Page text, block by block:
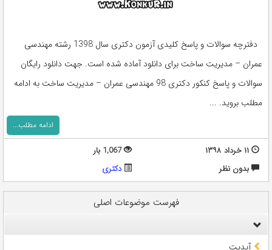
دفترچه سوالات و پاسخ کلیدی آزمون دکتری سال 1398 رشته مهندسی
عمران – مدیریت ساخت برای دانلود آماده شده است. جهت دانلود رایگان
سوالات و پاسخ کنکور دکتری 98 مهندسی عمران – مدیریت ساخت به ادامه
مطلب بروید. ...
ادامه مطلب...
۱۱ خرداد ۱۳۹۸
1,067 بار
بدون نظر
دکتری
فهرست موضوعات اصلی
آپدیت